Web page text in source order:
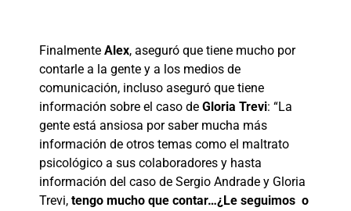
Finalmente Alex, aseguró que tiene mucho por
contarle a la gente y a los medios de
comunicación, incluso aseguró que tiene
información sobre el caso de Gloria Trevi: “La
gente está ansiosa por saber mucha más
información de otros temas como el maltrato
psicológico a sus colaboradores y hasta
información del caso de Sergio Andrade y Gloria
Trevi, tengo mucho que contar…¿Le seguimos o